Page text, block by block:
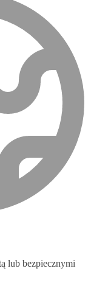
lub bezpiecznymi